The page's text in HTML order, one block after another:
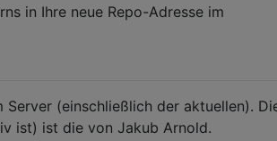
in Ihre neue Repo-Adresse im
(einschließlich der aktuellen).
ist) ist die von Jakub Arnold.